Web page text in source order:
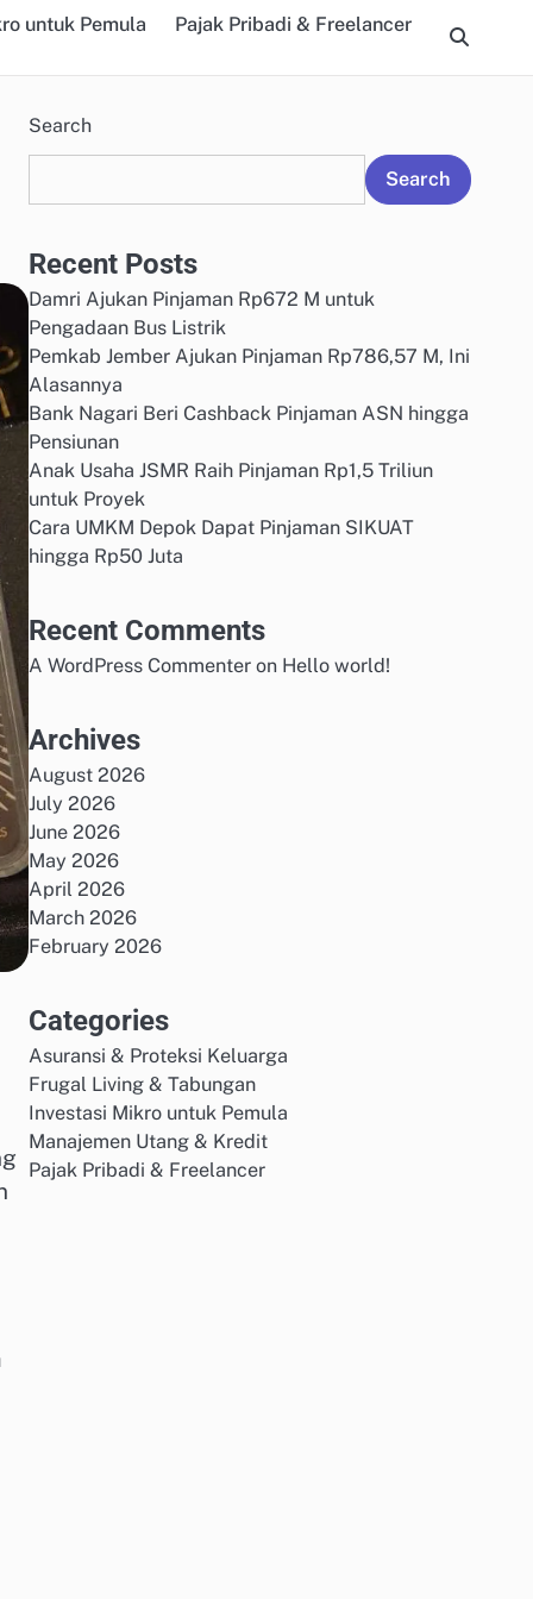
untuk Pemula Pajak Pribadi & Freelancer
Search
Search
Recent Posts
Damri Ajukan Pinjaman Rp672 M untuk
Pengadaan Bus Listrik
Pemkab Jember Ajukan Pinjaman Rp786,57 M, Ini
Alasannya
Bank Nagari Beri Cashback Pinjaman ASN hingga
Pensiunan
Anak Usaha JSMR Raih Pinjaman Rp1,5 Triliun
untuk Proyek
Cara UMKM Depok Dapat Pinjaman SIKUAT
hingga Rp50 Juta
Recent Comments
A WordPress Commenter on Hello world!
Archives
August 2026
July 2026
June 2026
May 2026
April 2026
March 2026
February 2026
Categories
Asuransi & Proteksi Keluarga
Frugal Living & Tabungan
Investasi Mikro untuk Pemula
Manajemen Utang & Kredit
Pajak Pribadi & Freelancer